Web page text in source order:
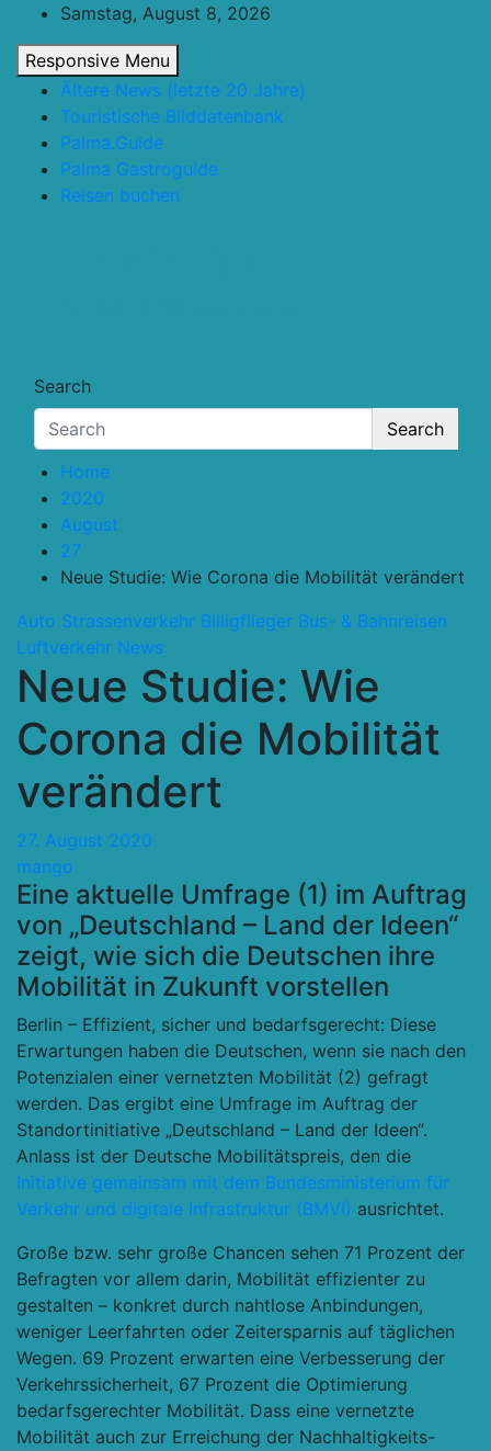
content
Samstag, August 8, 2026
Responsive Menu
Ältere News (letzte 20 Jahre)
Touristische Bilddatenbank
Palma.Guide
Palma Gastroguide
Reisen buchen
Search
Search
Home
2020
August
27
Neue Studie: Wie Corona die Mobilität verändert
Auto Strassenverkehr Billigflieger Bus- & Bahnreisen
Luftverkehr News
Neue Studie: Wie
Corona die Mobilität
verändert
27. August 2020
mango
Eine aktuelle Umfrage (1) im Auftrag
von „Deutschland – Land der Ideen“
zeigt, wie sich die Deutschen ihre
Mobilität in Zukunft vorstellen
Berlin – Effizient, sicher und bedarfsgerecht: Diese
Erwartungen haben die Deutschen, wenn sie nach den
Potenzialen einer vernetzten Mobilität (2) gefragt
werden. Das ergibt eine Umfrage im Auftrag der
Standortinitiative „Deutschland – Land der Ideen“.
Anlass ist der Deutsche Mobilitätspreis, den die
Initiative gemeinsam mit dem Bundesministerium für
Verkehr und digitale Infrastruktur (BMVI) ausrichtet.
Große bzw. sehr große Chancen sehen 71 Prozent der
Befragten vor allem darin, Mobilität effizienter zu
gestalten – konkret durch nahtlose Anbindungen,
weniger Leerfahrten oder Zeitersparnis auf täglichen
Wegen. 69 Prozent erwarten eine Verbesserung der
Verkehrssicherheit, 67 Prozent die Optimierung
bedarfsgerechter Mobilität. Dass eine vernetzte
Mobilität auch zur Erreichung der Nachhaltigkeits-